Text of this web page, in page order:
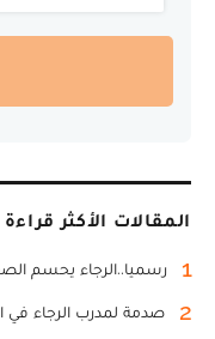
المقالات الأكثر قراءة
1 رسميا..الرجاء يحسم
2 صدمة لمدرب الرجاء في